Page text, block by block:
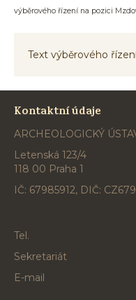
výběrového řízení na pozici
Text výběrového
Kontaktní údaje
ARCHEOLOGICKÝ
Letenská 123/4
118 00 Praha 1
IČ: 67985912, DIČ:
Tel.
Sekretariát
E-mail